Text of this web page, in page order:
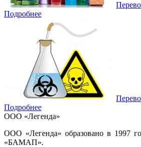
Подробнее
Подробнее
ООО «Легенда»
ООО «Легенда» образовано в 1997
«БАМАП».